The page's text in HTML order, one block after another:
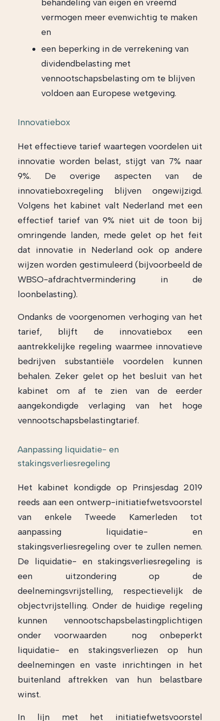
behandeling van eigen en vreemd
vermogen meer evenwichtig te maken
en
een beperking in de verrekening van
dividendbelasting met
vennootschapsbelasting om te blijven
voldoen aan Europese wetgeving.
Innovatiebox
Het effectieve tarief waartegen voordelen uit
innovatie worden belast, stijgt van 7% naar
9%. De overige aspecten van de
innovatieboxregeling blijven ongewijzigd.
Volgens het kabinet valt Nederland met een
effectief tarief van 9% niet uit de toon bij
omringende landen, mede gelet op het feit
dat innovatie in Nederland ook op andere
wijzen worden gestimuleerd (bijvoorbeeld de
WBSO-afdrachtvermindering in de
loonbelasting).
Ondanks de voorgenomen verhoging van het
tarief, blijft de innovatiebox een
aantrekkelijke regeling waarmee innovatieve
bedrijven substantiële voordelen kunnen
behalen. Zeker gelet op het besluit van het
kabinet om af te zien van de eerder
aangekondigde verlaging van het hoge
vennootschapsbelastingtarief.
Aanpassing liquidatie- en
stakingsverliesregeling
Het kabinet kondigde op Prinsjesdag 2019
reeds aan een ontwerp-initiatiefwetsvoorstel
van enkele Tweede Kamerleden tot
aanpassing liquidatie- en
stakingsverliesregeling over te zullen nemen.
De liquidatie- en stakingsverliesregeling is
een uitzondering op de
deelnemingsvrijstelling, respectievelijk de
objectvrijstelling. Onder de huidige regeling
kunnen vennootschapsbelastingplichtigen
onder voorwaarden nog onbeperkt
liquidatie- en stakingsverliezen op hun
deelnemingen en vaste inrichtingen in het
buitenland aftrekken van hun belastbare
winst.
In lijn met het initiatiefwetsvoorstel